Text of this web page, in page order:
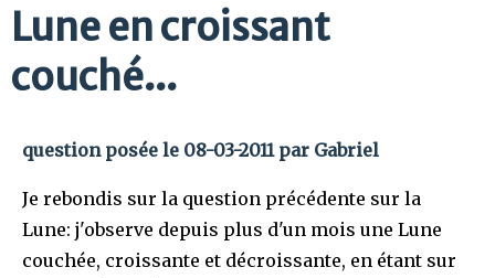
Lune en croissant
couché...
question posée le 08-03-2011 par Gabriel
Je rebondis sur la question précédente sur la
Lune: j'observe depuis plus d'un mois une Lune
couchée, croissante et décroissante, en étant sur